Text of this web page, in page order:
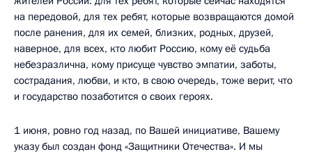
на передовой, для тех ребят, которые возвращаются домой
после ранения, для их семей, близких, родных, друзей,
наверное, для всех, кто любит Россию, кому её судьба
небезразлична, кому присуще чувство эмпатии, заботы,
сострадания, любви, и кто, в свою очередь, тоже верит, что
и государство позаботится о своих героях.
1 июня, ровно год назад, по Вашей инициативе, Вашему
указу был создан фонд «Защитники Отечества». И мы